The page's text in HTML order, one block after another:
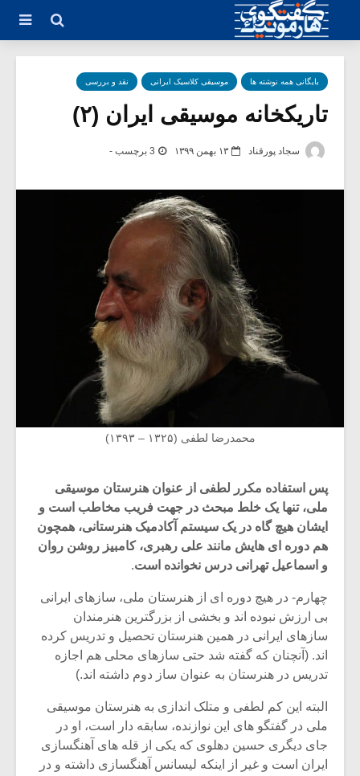
بایگانی همه نوشته ها موسیقی کلاسیک ایرانی نقد و بررسی
تاریکخانه موسیقی ایران (۲)
سجاد پورقناد ۱۳ بهمن ۱۳۹۹ 3 برچسب -
محمدرضا لطفی (۱۳۲۵ – ۱۳۹۳)
پس استفاده مکرر لطفی از عنوان هنرستان موسیقی
ملی، تنها یک خلط مبحث در جهت فریب مخاطب است و
ایشان هیچ گاه در یک سیستم آکادمیک هنرستانی، همچون
هم دوره ای هایش مانند علی رهبری، کامبیز روشن روان
و اسماعیل تهرانی درس نخوانده است.
چهارم- در هیچ دوره ای از هنرستان ملی، سازهای ایرانی
بی ارزش نبوده اند و بخشی از بزرگترین هنرمندان
سازهای ایرانی در همین هنرستان تحصیل و تدریس کرده
اند. (آنچنان که گفته شد حتی سازهای محلی هم اجازه
تدریس در هنرستان به عنوان ساز دوم داشته اند.)
البته این کم لطفی و متلک اندازی به هنرستان موسیقی
ملی در گفتگو های این نوازنده، سابقه دار است، او در
جای دیگری حسین دهلوی که یکی از قله های آهنگسازی
ایران است و غیر از اینکه لیسانس آهنگسازی داشته و در